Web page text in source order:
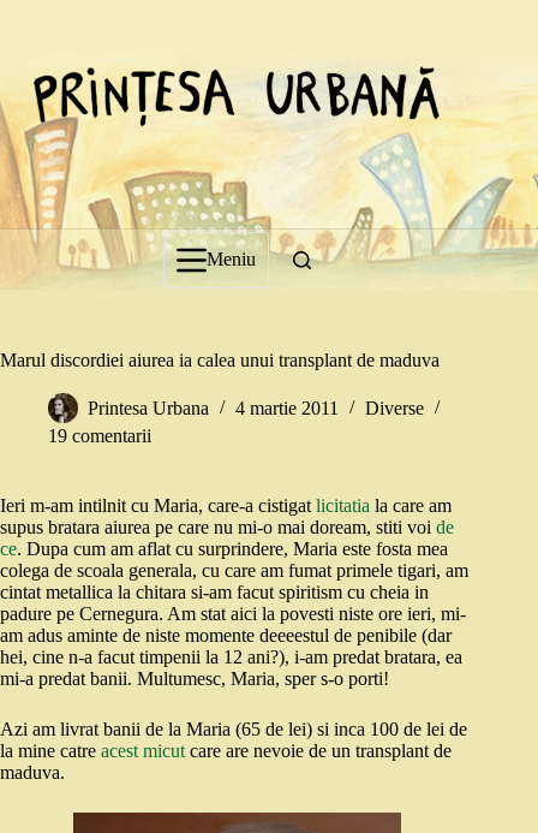
Meniu
Marul discordiei aiurea ia calea unui transplant de maduva
Printesa Urbana 4 martie 2011
Diverse
19 comentarii
Ieri m-am intilnit cu Maria, care-a cistigat licitatia la care am
supus bratara aiurea pe care nu mi-o mai doream, stiti voi de
ce. Dupa cum am aflat cu surprindere, Maria este fosta mea
colega de scoala generala, cu care am fumat primele tigari, am
cintat metallica la chitara si-am facut spiritism cu cheia in
padure pe Cernegura. Am stat aici la povesti niste ore ieri, mi-
am adus aminte de niste momente deeeestul de penibile (dar
hei, cine n-a facut timpenii la 12 ani?), i-am predat bratara, ea
mi-a predat banii. Multumesc, Maria, sper s-o porti!
Azi am livrat banii de la Maria (65 de lei) si inca 100 de lei de
la mine catre acest micut care are nevoie de un transplant de
maduva.